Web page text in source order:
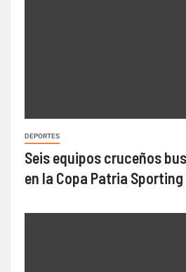
DEPORTES
Seis equipos cruceños
en la Copa Patria